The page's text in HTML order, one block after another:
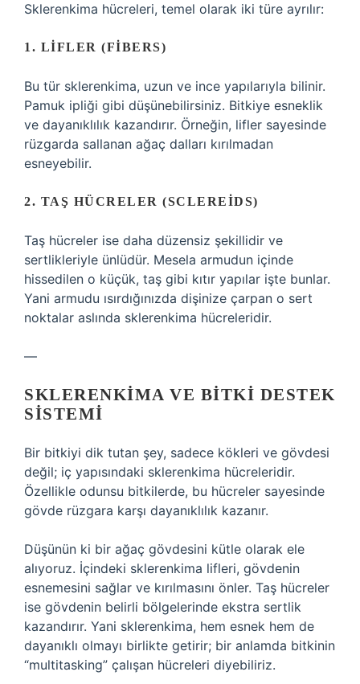
Sklerenkima hücreleri, temel olarak iki türe ayrılır:
1. LIFLER (FIBERS)
Bu tür sklerenkima, uzun ve ince yapılarıyla bilinir.
Pamuk ipliği gibi düşünebilirsiniz. Bitkiye esneklik
ve dayanıklılık kazandırır. Örneğin, lifler sayesinde
rüzgarda sallanan ağaç dalları kırılmadan
esneyebilir.
2. TAŞ HÜCRELER (SCLEREIDS)
Taş hücreler ise daha düzensiz şekillidir ve
sertlikleriyle ünlüdür. Mesela armudun içinde
hissedilen o küçük, taş gibi kıtır yapılar işte bunlar.
Yani armudu ısırdığınızda dişinize çarpan o sert
noktalar aslında sklerenkima hücreleridir.
—
SKLERENKIMA VE BITKI DESTEK
SISTEMI
Bir bitkiyi dik tutan şey, sadece kökleri ve gövdesi
değil; iç yapısındaki sklerenkima hücreleridir.
Özellikle odunsu bitkilerde, bu hücreler sayesinde
gövde rüzgara karşı dayanıklılık kazanır.
Düşünün ki bir ağaç gövdesini kütle olarak ele
alıyoruz. İçindeki sklerenkima lifleri, gövdenin
esnemesini sağlar ve kırılmasını önler. Taş hücreler
ise gövdenin belirli bölgelerinde ekstra sertlik
kazandırır. Yani sklerenkima, hem esnek hem de
dayanıklı olmayı birlikte getirir; bir anlamda bitkinin
“multitasking” çalışan hücreleri diyebiliriz.